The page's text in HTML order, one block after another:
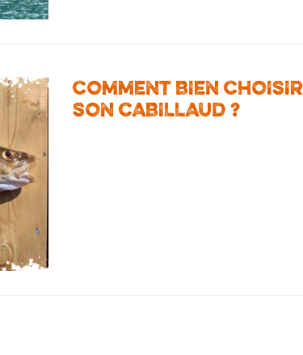
COMMENT BIEN CHOISIR
SON CABILLAUD ?